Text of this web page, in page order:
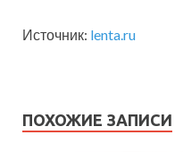
Источник: lenta.ru
ПОХОЖИЕ ЗАПИСИ